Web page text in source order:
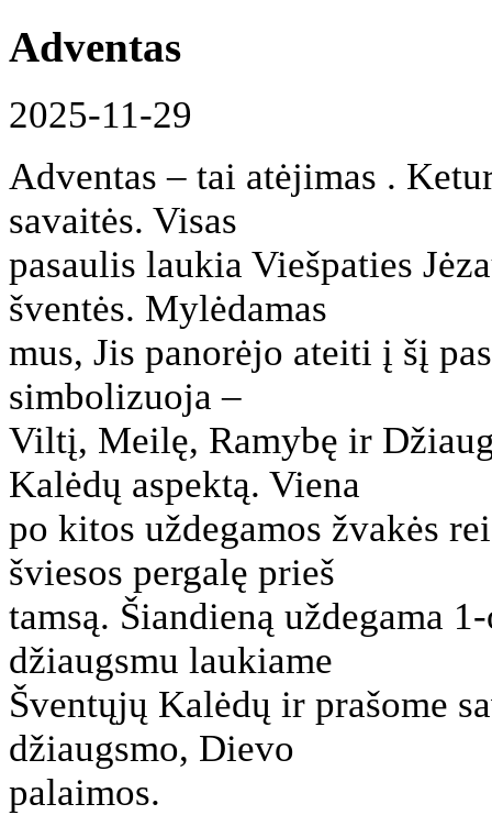
Adventas
2025-11-29
Adventas – tai atėjimas .
savaitės. Visas
pasaulis laukia Viešpaties
šventės. Mylėdamas
mus, Jis panorėjo ateiti į šį
simbolizuoja –
Viltį, Meilę, Ramybę ir
Kalėdų aspektą. Viena
po kitos uždegamos žvakės
šviesos pergalę prieš
tamsą. Šiandieną uždegama
džiaugsmu laukiame
Šventųjų Kalėdų ir prašome
džiaugsmo, Dievo
palaimos.